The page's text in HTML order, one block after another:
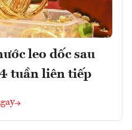
leo dốc sau
tuần liên tiếp